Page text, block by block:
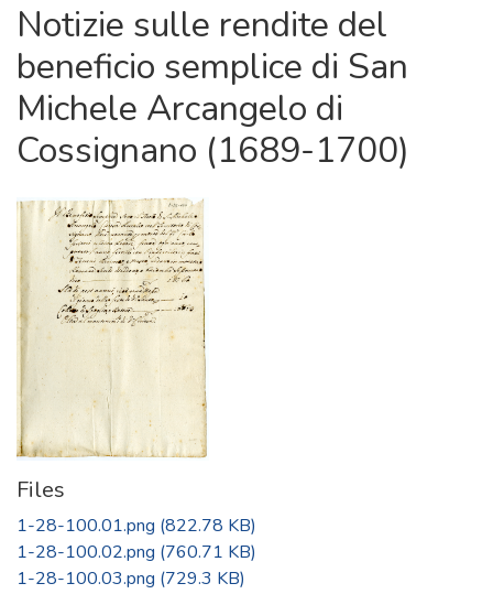
Notizie sulle rendite del
beneficio semplice di San
Michele Arcangelo di
Cossignano (1689-1700)
Files
1-28-100.01.png (822.78 KB)
1-28-100.02.png (760.71 KB)
1-28-100.03.png (729.3 KB)